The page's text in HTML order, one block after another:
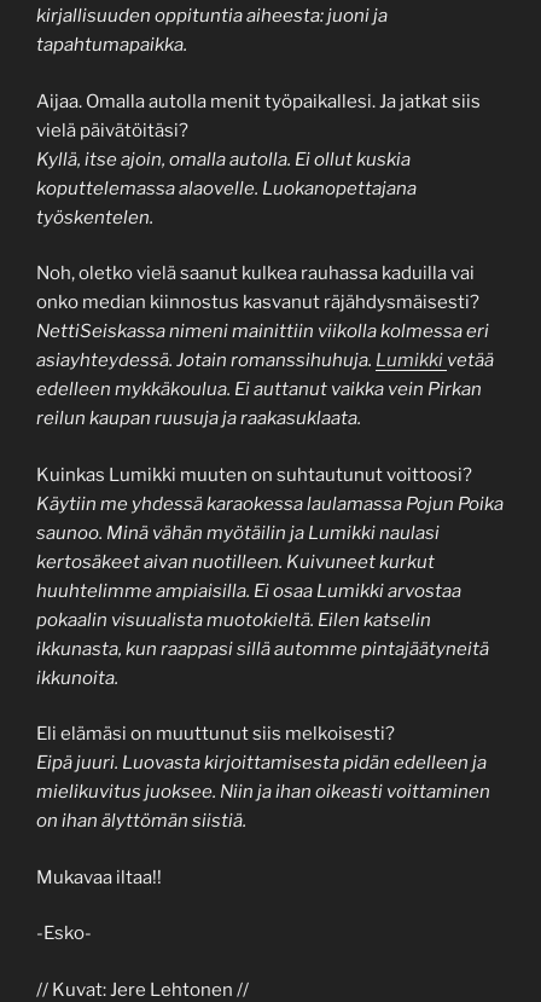
kirjallisuuden oppituntia aiheesta: juoni ja
tapahtumapaikka.
Aijaa. Omalla autolla menit työpaikallesi. Ja jatkat siis
vielä päivätöitäsi?
Kyllä, itse ajoin, omalla autolla. Ei ollut kuskia
koputtelemassa alaovelle. Luokanopettajana
työskentelen.
Noh, oletko vielä saanut kulkea rauhassa kaduilla vai
onko median kiinnostus kasvanut räjähdysmäisesti?
NettiSeiskassa nimeni mainittiin viikolla kolmessa eri
asiayhteydessä. Jotain romanssihuhuja. Lumikki vetää
edelleen mykkäkoulua. Ei auttanut vaikka vein Pirkan
reilun kaupan ruusuja ja raakasuklaata.
Kuinkas Lumikki muuten on suhtautunut voittoosi?
Käytiin me yhdessä karaokessa laulamassa Pojun Poika
saunoo. Minä vähän myötäilin ja Lumikki naulasi
kertosäkeet aivan nuotilleen. Kuivuneet kurkut
huuhtelimme ampiaisilla. Ei osaa Lumikki arvostaa
pokaalin visuualista muotokieltä. Eilen katselin
ikkunasta, kun raappasi sillä automme pintajäätyneitä
ikkunoita.
Eli elämäsi on muuttunut siis melkoisesti?
Eipä juuri. Luovasta kirjoittamisesta pidän edelleen ja
mielikuvitus juoksee. Niin ja ihan oikeasti voittaminen
on ihan älyttömän siistiä.
Mukavaa iltaa!!
-Esko-
// Kuvat: Jere Lehtonen //